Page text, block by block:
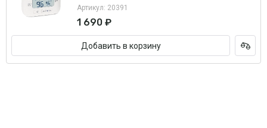
Артикул: 20391
1 690 ₽
Добавить в корзину